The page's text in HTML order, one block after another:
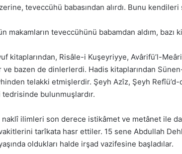
teveccühü babasından alırdı. Bunu
makamların teveccühünü babamdan aldım, bazı
kitaplarından, Risâle-i Kuşeyriyye, Avârifü’l-
ve bazen de dinlerlerdi. Hadis kitaplarından
telakki etmişlerdir. Şeyh Azîz, Şeyh
tedrisinde bulunmuşlardır.
naklî ilimleri son derece istikâmet ve metânet ile
tarîkata hasr ettiler. 15 sene Abdullah
oldukları halde irşad vazifesine başladılar.